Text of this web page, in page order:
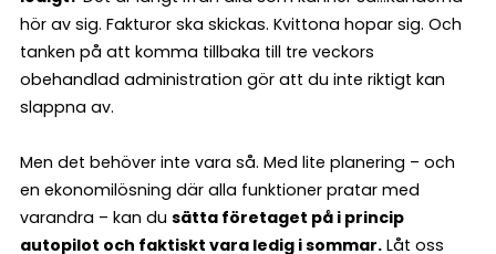
hör av sig. Fakturor ska skickas. Kvittona hopar sig. Och
tanken på att komma tillbaka till tre veckors
obehandlad administration gör att du inte riktigt kan
slappna av.
Men det behöver inte vara så. Med lite planering – och
en ekonomilösning där alla funktioner pratar med
varandra – kan du sätta företaget på i princip
autopilot och faktiskt vara ledig i sommar. Låt oss